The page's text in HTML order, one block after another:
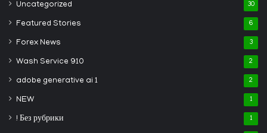
Uncategorized 30
Featured Stories 6
Forex News 3
Wash Service 910 2
adobe generative ai 1 2
NEW 1
! Без рубрики 1